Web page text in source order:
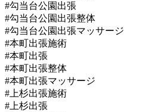
#勾当台公園出張
#勾当台公園出張整体
#勾当台公園出張マッサージ
#本町出張施術
#本町出張
#本町出張整体
#本町出張マッサージ
#上杉出張施術
#上杉出張